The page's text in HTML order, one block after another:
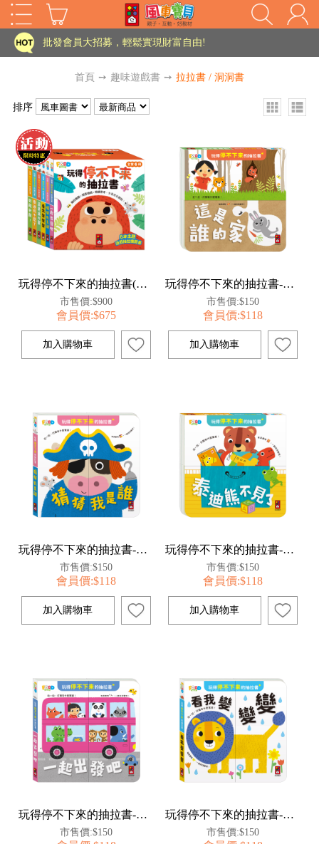
HOT
家長樂了!「風車書版集團暨FOOD超人企業總部」目前正興建中!
批發會員大招募，輕鬆實現財富自由!
老師您好!!幼教會員火熱招募中~
家長樂了!「風車書版集團暨FOOD超人企業總部」目前正興建中!
批發會員大招募，輕鬆實現財富自由!
老師您好!!幼教會員火熱招募中~
首頁 ➙ 趣味遊戲書 ➙ 拉拉書 / 洞洞書
排序
玩得停不下來的抽拉書(全套6冊)
市售價:$900
會員價:$675
玩得停不下來的抽拉書-這是誰的家
市售價:$150
會員價:$118
玩得停不下來的抽拉書-猜猜我是誰
市售價:$150
會員價:$118
玩得停不下來的抽拉書-泰迪熊不見了
市售價:$150
會員價:$118
玩得停不下來的抽拉書-一起出發吧
市售價:$150
玩得停不下來的抽拉書-看我變變變
市售價:$150